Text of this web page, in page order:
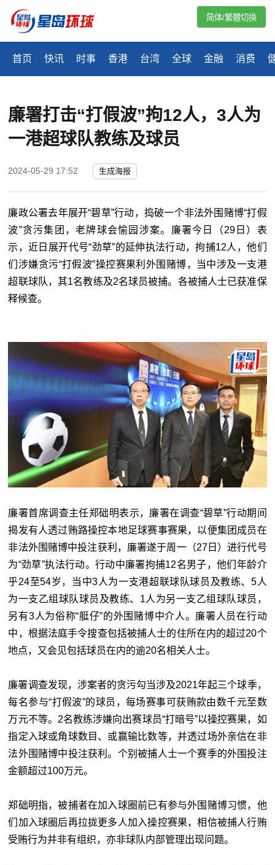
首页 快讯 时事 香港 台湾 全球 金融 消费
简体/繁體切換
廉署打击“打假波”拘12人，3人为
一港超球队教练及球员
2024-05-29 17:52 生成海报
廉政公署去年展开“碧草”行动，捣破一个非法外围赌博“打假
波”贪污集团，老牌球会愉园涉案。廉署今日（29日）表
示，近日展开代号“劲草”的延伸执法行动，拘捕12人，他们
们涉嫌贪污“打假波”操控赛果利外围赌博，当中涉及一支港
超联球队，其1名教练及2名球员被捕。各被捕人士已获准保
释候查。
廉署首席调查主任郑础明表示，廉署在调查“碧草”行动期间
揭发有人透过贿路操控本地足球赛事赛果，以便集团成员在
非法外围赌博中投注获利，廉署遂于周一（27日）进行代号
为“劲草”执法行动。行动中廉署拘捕12名男子，他们年龄介
乎24至54岁，当中3人为一支港超联球队球员及教练、5人
为一支乙组球队球员及教练、1人为另一支乙组球队球员，
另有3人为俗称“艇仔”的外围赌博中介人。廉署人员在行动
中，根据法庭手令搜查包括被捕人士的住所在内的超过20个
地点，又会见包括球员在内的逾20名相关人士。
廉署调查发现，涉案者的贪污勾当涉及2021年起三个球季，
每名参与“打假波”的球员，每场赛事可获贿款由数千元至数
万元不等。2名教练涉嫌向出赛球员“打暗号”以操控赛果，如
指定入球或角球数目、或赢输比数等，并透过场外亲信在非
法外围赌博中投注获利。个别被捕人士一个赛季的外围投注
金额超过100万元。
郑础明指，被捕者在加入球圈前已有参与外围赌博习惯，他
们加入球圈后再拉拢更多人加入操控赛果，相信被捕人行贿
受贿行为并非有组织，亦非球队内部管理出现问题。